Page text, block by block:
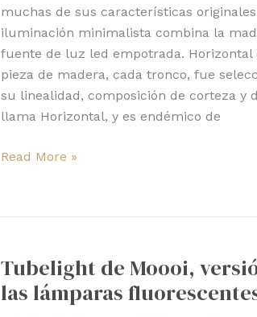
muchas de sus características
iluminación minimalista combina la
fuente de luz led empotrada. Horizontal
pieza de madera, cada tronco, fue
su linealidad, composición de corteza y
llama Horizontal, y es endémico de
Read More »
Tubelight de Moooi,
las lámparas
Moooi,
versión